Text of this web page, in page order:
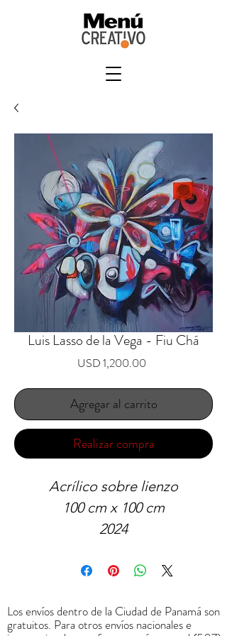
Luis Lasso de la Vega - Fiu Chá
USD 1,200.00
Agregar al carrito
Realizar compra
Acrílico sobre lienzo
100 cm x 100 cm
2024
Los envíos dentro de la Ciudad de Panamá son
gratuitos. Para otros envíos nacionales e